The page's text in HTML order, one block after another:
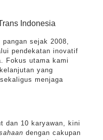
Indonesia
sejak 2008,
pendekatan inovatif
Fokus utama kami
yang
sekaligus menjaga
dan 10 karyawan, kini
dengan cakupan